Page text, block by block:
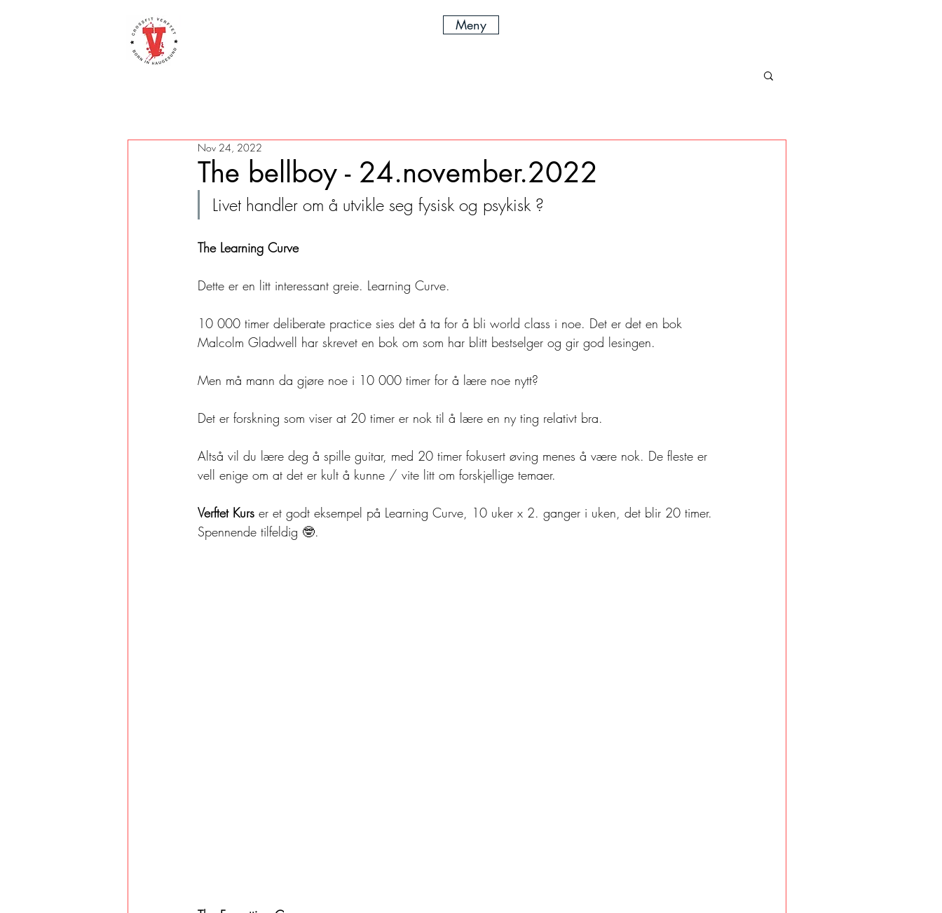
Meny
The bellboy - 24.november.2022
Nov 24, 2022
Livet handler om å utvikle seg fysisk og psykisk ?
The Learning Curve
Dette er en litt interessant greie. Learning Curve.
10 000 timer deliberate practice sies det å ta for å bli world class i noe. Det er det en bok
Malcolm Gladwell har skrevet en bok om som har blitt bestselger og gir god lesingen.
Men må mann da gjøre noe i 10 000 timer for å lære noe nytt?
Det er forskning som viser at 20 timer er nok til å lære en ny ting relativt bra.
Altså vil du lære deg å spille guitar, med 20 timer fokusert øving menes å være nok. De fleste er
vell enige om at det er kult å kunne / vite litt om forskjellige temaer.
Verftet Kurs er et godt eksempel på Learning Curve, 10 uker x 2. ganger i uken, det blir 20 timer.
Spennende tilfeldig 🤓.